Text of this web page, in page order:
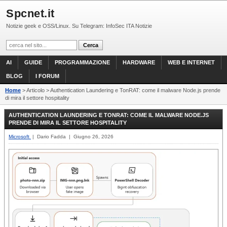
Spcnet.it
Notizie geek e OSS/Linux. Su Telegram: InfoSec ITA Notizie
AI GUIDE PROGRAMMAZIONE HARDWARE WEB E INTERNET
BLOG I FORUM
Home > Articolo > Authentication Laundering e TonRAT: come il malware Node.js prende
di mira il settore hospitality
AUTHENTICATION LAUNDERING E TONRAT: COME IL MALWARE NODE.JS
PRENDE DI MIRA IL SETTORE HOSPITALITY
Microsoft | Dario Fadda | Giugno 26, 2026